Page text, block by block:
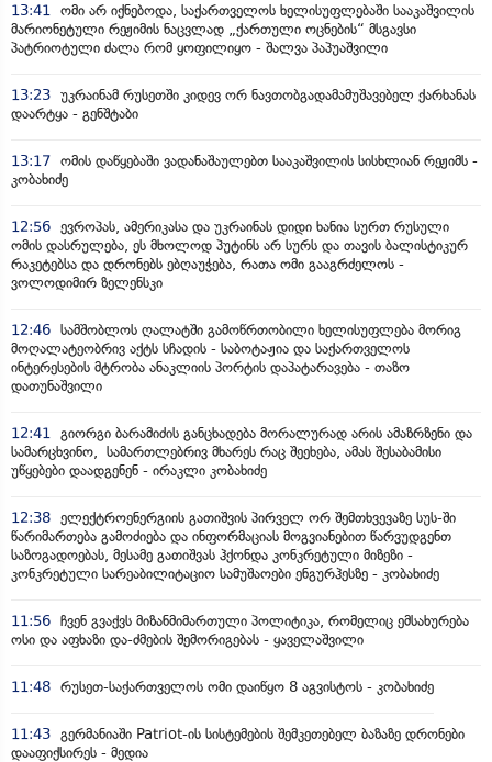
13:41
ომი არ იქნებოდა, საქართველოს ხელისუფლებაში სააკაშვილის
მარიონეტული რეჟიმის ნაცვლად „ქართული ოცნების“ მსგავსი
პატრიოტული ძალა რომ ყოფილიყო - შალვა პაპუაშვილი
13:23 უკრაინამ რუსეთში კიდევ ორ ნავთობგადამამუშავებელ ქარხანას
დაარტყა - გენშტაბი
13:17 ომის დაწყებაში ვადანაშაულებთ სააკაშვილის სისხლიან რეჟიმს -
კობახიძე
12:56 ევროპას, ამერიკასა და უკრაინას დიდი ხანია სურთ რუსული
ომის დასრულება, ეს მხოლოდ პუტინს არ სურს და თავის ბალისტიკურ
რაკეტებსა და დრონებს ებღაუჭება, რათა ომი გააგრძელოს -
ვოლოდიმირ ზელენსკი
12:46 სამშობლოს ღალატში გამოწრთობილი ხელისუფლება მორიგ
მოღალატეობრივ აქტს სჩადის - საბოტაჟია და საქართველოს
ინტერესების მტრობა ანაკლიის პორტის დაპატარავება - თაზო
დათუნაშვილი
12:41
გიორგი ბარამიძის განცხადება მორალურად არის ამაზრზენი და
სამარცხვინო, სამართლებრივ მხარეს რაც შეეხება, ამას შესაბამისი
უწყებები დაადგენენ - ირაკლი კობახიძე
12:38 ელექტროენერგიის გათიშვის პირველ ორ შემთხვევაზე სუს-ში
წარიმართება გამოძიება და ინფორმაციას მოგვიანებით წარვუდგენთ
საზოგადოებას, მესამე გათიშვას ჰქონდა კონკრეტული მიზეზი -
კონკრეტული სარეაბილიტაციო სამუშაოები ენგურჰესზე - კობახიძე
11:56 ჩვენ გვაქვს მიზანმიმართული პოლიტიკა, რომელიც ემსახურება
ოსი და აფხაზი და-ძმების შემორიგებას - ყაველაშვილი
11:48 რუსეთ-საქართველოს ომი დაიწყო 8 აგვისტოს - კობახიძე
11:43 გერმანიაში Patriot-ის სისტემების შემკეთებელ ბაზაზე დრონები
დააფიქსირეს - მედია